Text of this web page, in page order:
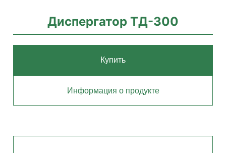
Диспергатор ТД-300
Купить
Информация о продукте